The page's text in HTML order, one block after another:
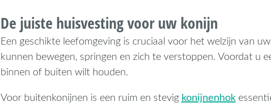
De juiste huisvesting voor uw konijn
Een geschikte leefomgeving is cruciaal voor het welzijn van
kunnen bewegen, springen en zich te verstoppen. Voordat u
binnen of buiten wilt houden.
Voor buitenkonijnen is een ruim en stevig konijnenhok